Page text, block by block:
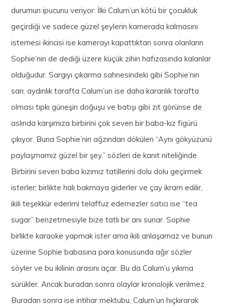
durumun ipucunu veriyor: İlki Calum’un kötü bir çocukluk
geçirdiği ve sadece güzel şeylerin kamerada kalmasını
istemesi ikincisi ise kamerayı kapattıktan sonra olanların
Sophie’nin de dediği üzere küçük zihin hafızasında kalanlar
olduğudur. Sargıyı çıkarma sahnesindeki gibi Sophie’nin
sarı, aydınlık tarafta Calum’un ise daha karanlık tarafta
olması tıpkı güneşin doğuşu ve batışı gibi zıt görünse de
aslında karşımıza birbirini çok seven bir baba-kız figürü
çıkıyor. Buna Sophie’nin ağzından dökülen “Aynı gökyüzünü
paylaşmamız güzel bir şey.” sözleri de kanıt niteliğinde.
Birbirini seven baba kızımız tatillerini dolu dolu geçirmek
isterler; birlikte halı bakmaya giderler ve çay ikram edilir,
ikili teşekkür ederimi telaffuz edemezler satıcı ise “tea
sugar” benzetmesiyle bize tatlı bir anı sunar. Sophie
birlikte karaoke yapmak ister ama ikili anlaşamaz ve bunun
üzerine Sophie babasına para konusunda ağır sözler
söyler ve bu ikilinin arasını açar. Bu da Calum’u yıkıma
sürükler. Ancak buradan sonra olaylar kronolojik verilmez.
Buradan sonra ise intihar mektubu, Calum’un hıçkırarak